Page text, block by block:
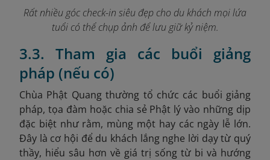
Rất nhiều góc check-in siêu đẹp cho du khách mọi lứa
tuổi có thể chụp ảnh để lưu giữ kỷ niệm.
3.3. Tham gia các buổi giảng
pháp (nếu có)
Chùa Phật Quang thường tổ chức các buổi giảng
pháp, tọa đàm hoặc chia sẻ Phật lý vào những dịp
đặc biệt như rằm, mùng một hay các ngày lễ lớn.
Đây là cơ hội để du khách lắng nghe lời dạy từ quý
thầy, hiểu sâu hơn về giá trị sống từ bi và hướng